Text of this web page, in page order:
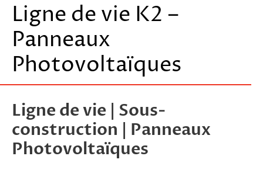
Ligne de vie K2 –
Panneaux
Photovoltaïques
Ligne de vie | Sous-
construction | Panneaux
Photovoltaïques